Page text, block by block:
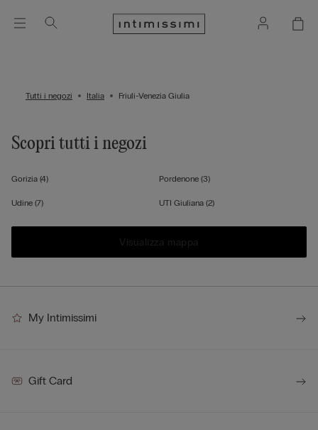
Tutti i negozi Italia Friuli-Venezia Giulia
Scopri tutti i negozi
Gorizia (4) Pordenone (3)
Udine (7) UTI Giuliana (2)
Visualizza mappa
My Intimissimi
Gift Card